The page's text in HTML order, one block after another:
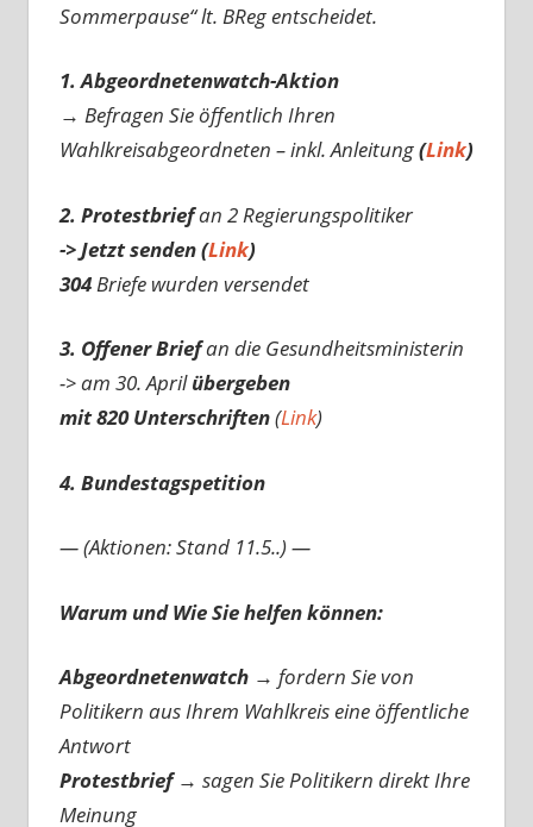
Sommerpause“ lt. BReg entscheidet.
1. Abgeordnetenwatch-Aktion
→ Befragen Sie öffentlich Ihren
Wahlkreisabgeordneten – inkl. Anleitung(Link)
2. Protestbriefan 2 Regierungspolitiker
-> Jetzt senden (Link)
304Briefe wurden versendet
3. Offener Briefan die Gesundheitsministerin
-> am 30. Aprilübergeben
mit 820 Unterschriften(Link)
4. Bundestagspetition
— (Aktionen: Stand 11.5..) —
Warum und Wie Sie helfen können:
Abgeordnetenwatch → fordern Sie von
Politikern aus Ihrem Wahlkreis eine öffentliche
Antwort
Protestbrief → sagen Sie Politikern direkt Ihre
Meinung